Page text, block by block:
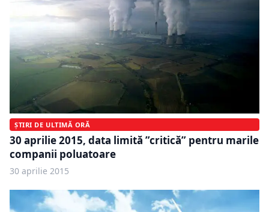
ȘTIRI DE ULTIMĂ ORĂ
30 aprilie 2015, data limită ”critică” pentru marile
companii poluatoare
30 aprilie 2015